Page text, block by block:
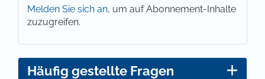
Melden Sie sich an, um auf Abonnement-Inhalte
zuzugreifen.
Häufig gestellte Fragen